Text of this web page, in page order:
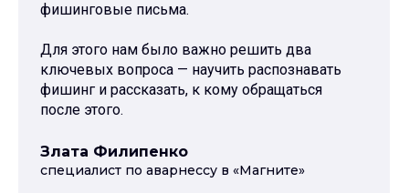
специалист по аварнесcу в «Магните»
Злата Филипенко
фишинговые письма.
Для этого нам было важно решить два
ключевых вопроса — научить распознавать
фишинг и рассказать, к кому обращаться
после этого.